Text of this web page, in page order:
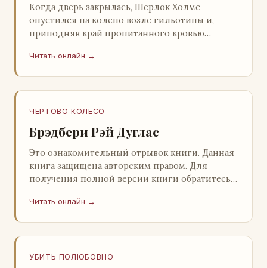
Когда дверь закрылась, Шерлок Холмс
опустился на колено возле гильотины и,
приподняв край пропитанного кровью
скрывался под ним…
Читать онлайн →
ЧЕРТОВО КОЛЕСО
Брэдбери Рэй Дуглас
Это ознакомительный отрывок книги. Данная
книга защищена авторским правом. Для
получения полной версии книги обратитесь к
легального ко…
Читать онлайн →
УБИТЬ ПОЛЮБОВНО